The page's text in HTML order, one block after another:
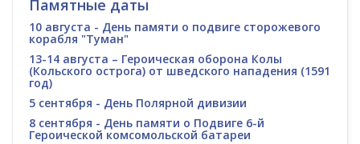
Памятные даты
10 августа - День памяти о подвиге сторожевого
корабля "Туман"
13-14 августа – Героическая оборона Колы
(Кольского острога) от шведского нападения (1591
год)
5 сентября - День Полярной дивизии
8 сентября - День памяти о Подвиге 6-й
Героической комсомольской батареи